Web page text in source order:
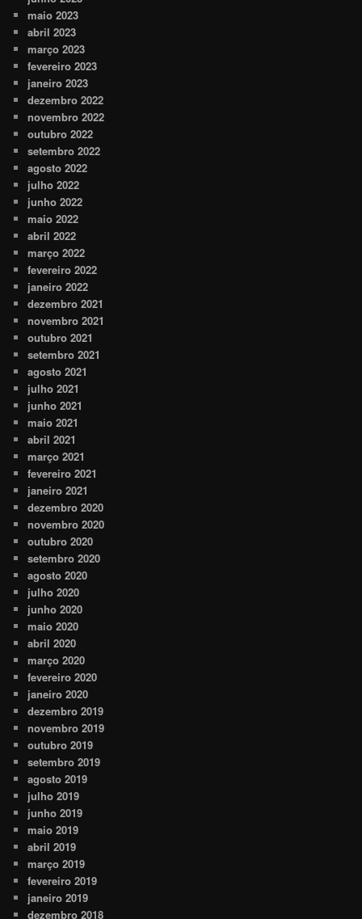
maio 2023
abril 2023
março 2023
fevereiro 2023
janeiro 2023
dezembro 2022
novembro 2022
outubro 2022
setembro 2022
agosto 2022
julho 2022
junho 2022
maio 2022
abril 2022
março 2022
fevereiro 2022
janeiro 2022
dezembro 2021
novembro 2021
outubro 2021
setembro 2021
agosto 2021
julho 2021
junho 2021
maio 2021
abril 2021
março 2021
fevereiro 2021
janeiro 2021
dezembro 2020
novembro 2020
outubro 2020
setembro 2020
agosto 2020
julho 2020
junho 2020
maio 2020
abril 2020
março 2020
fevereiro 2020
janeiro 2020
dezembro 2019
novembro 2019
outubro 2019
setembro 2019
agosto 2019
julho 2019
junho 2019
maio 2019
abril 2019
março 2019
fevereiro 2019
janeiro 2019
dezembro 2018